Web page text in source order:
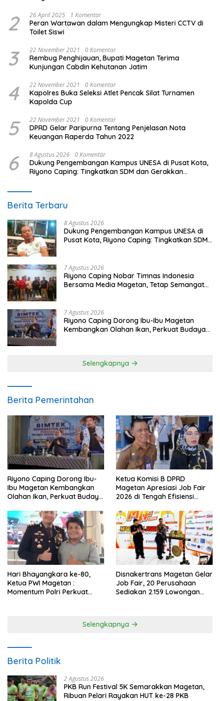
2 26 April 2025 1 Komentar
Peran Wartawan dalam Mengungkap Misteri CCTV di
Toilet Siswi
3 22 November 2021 0 Komentar
Rembug Penghijauan, Bupati Magetan Terima
Kunjungan Cabdin Kehutanan Jatim
4 22 November 2021 0 Komentar
Kapolres Buka Seleksi Atlet Pencak Silat Turnamen
Kapolda Cup
5 22 November 2021 0 Komentar
DPRD Gelar Paripurna Tentang Penjelasan Nota
Keuangan Raperda Tahun 2022
6 8 Agustus 2026 0 Komentar
Dukung Pengembangan Kampus UNESA di Pusat Kota,
Riyono Caping: Tingkatkan SDM dan Gerakkan
Berita Terbaru
8 Agustus 2026
Dukung Pengembangan Kampus UNESA di
Pusat Kota, Riyono Caping: Tingkatkan SDM
7 Agustus 2026
Riyono Caping Nobar Timnas Indonesia
Bersama Media Magetan, Tetap Semangat
7 Agustus 2026
Riyono Caping Dorong Ibu-Ibu Magetan
Kembangkan Olahan Ikan, Perkuat Budaya
Selengkapnya
Berita Pemerintahan
Riyono Caping Dorong Ibu-
Ibu Magetan Kembangkan
Olahan Ikan, Perkuat Budaya
Ketua Komisi B DPRD
Magetan Apresiasi Job Fair
2026 di Tengah Efisiensi
Hari Bhayangkara ke-80,
Ketua PWI Magetan :
Momentum Polri Perkuat
Disnakertrans Magetan Gelar
Job Fair, 20 Perusahaan
Sediakan 2.159 Lowongan
Selengkapnya
Berita Politik
2 Agustus 2026
PKB Run Festival 5K Semarakkan Magetan,
Ribuan Pelari Rayakan HUT ke-28 PKB